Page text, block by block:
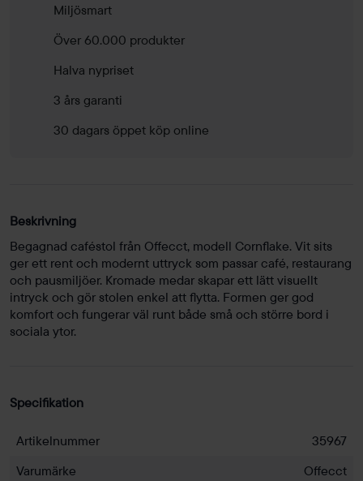
Miljösmart
Över 60.000 produkter
Halva nypriset
3 års garanti
30 dagars öppet köp online
Beskrivning
Begagnad caféstol från Offecct, modell Cornflake. Vit sits
ger ett rent och modernt uttryck som passar café, restaurang
och pausmiljöer. Kromade medar skapar ett lätt visuellt
intryck och gör stolen enkel att flytta. Formen ger god
komfort och fungerar väl runt både små och större bord i
sociala ytor.
Specifikation
Artikelnummer
35967
Varumärke
Offecct